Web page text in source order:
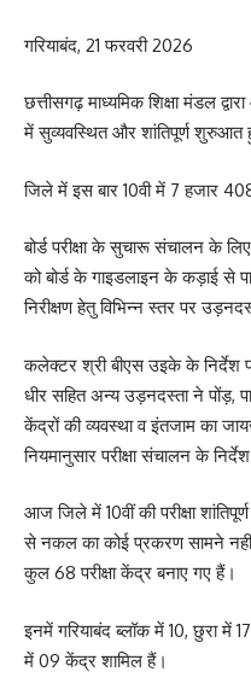
गरियाबंद, 21 फरवरी 2026
छत्तीसगढ़ माध्यमिक शिक्षा मंडल
में सुव्यवस्थित और शांतिपूर्ण शुरुआत
जिले में इस बार 10वी में 7 हजार 408
बोर्ड परीक्षा के सुचारू संचालन के लिए
को बोर्ड के गाइडलाइन के कड़ाई से
निरीक्षण हेतु विभिन्न स्तर पर
कलेक्टर श्री बीएस उइके के निर्देश
धीर सहित अन्य उड़नदस्ता ने पोंड़,
केंद्रों की व्यवस्था व इंतजाम का
नियमानुसार परीक्षा संचालन के
आज जिले में 10वीं की परीक्षा
से नकल का कोई प्रकरण सामने नहीं
कुल 68 परीक्षा केंद्र बनाए गए हैं।
इनमें गरियाबंद ब्लॉक में 10, छुरा में
में 09 केंद्र शामिल हैं।